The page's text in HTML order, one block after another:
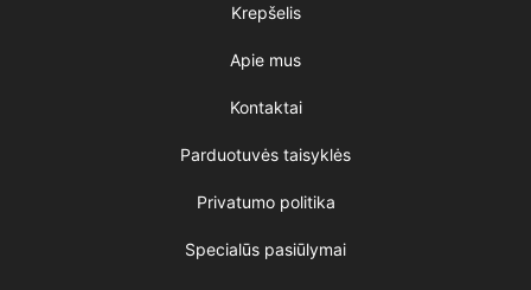
Krepšelis
Apie mus
Kontaktai
Parduotuvės taisyklės
Privatumo politika
Specialūs pasiūlymai